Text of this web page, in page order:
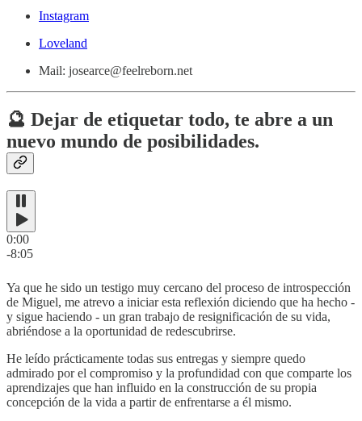
Instagram
Loveland
Mail: josearce@feelreborn.net
🔮 Dejar de etiquetar todo, te abre a un
nuevo mundo de posibilidades.
0:00
-8:05
Ya que he sido un testigo muy cercano del proceso de introspección
de Miguel, me atrevo a iniciar esta reflexión diciendo que ha hecho -
y sigue haciendo - un gran trabajo de resignificación de su vida,
abriéndose a la oportunidad de redescubrirse.
He leído prácticamente todas sus entregas y siempre quedo
admirado por el compromiso y la profundidad con que comparte los
aprendizajes que han influido en la construcción de su propia
concepción de la vida a partir de enfrentarse a él mismo.